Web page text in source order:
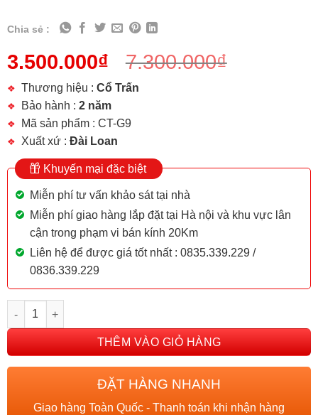
Chia sẻ :
3.500.000₫ 7.300.000₫
Thương hiệu : Cổ Trấn
Bảo hành : 2 năm
Mã sản phẩm : CT-G9
Xuất xứ : Đài Loan
Khuyến mại đặc biệt
Miễn phí tư vấn khảo sát tại nhà
Miễn phí giao hàng lắp đặt tại Hà nội và khu vực lân
cận trong phạm vi bán kính 20Km
Liên hệ để được giá tốt nhất : 0835.339.229 /
0836.339.229
Đèn thả 3 vòng pha lê CT-G9 số lượng
THÊM VÀO GIỎ HÀNG
ĐẶT HÀNG NHANH
Giao hàng Toàn Quốc - Thanh toán khi nhận hàng